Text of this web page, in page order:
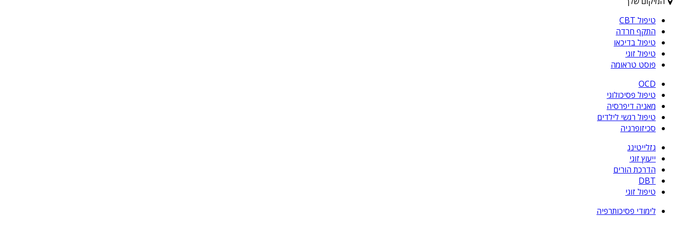
טיפול CBT
התקף חרדה
טיפול בדיכאו
טיפול זוגי
פוסט טראומה
OCD
טיפול פסיכולוגי
מאניה דיפרסיה
טיפול רגשי לילדים
סכיזופרניה
גזלייטינג
ייעוץ זוגי
הדרכת הורים
DBT
טיפול זוגי
לימודי פסיכותרפיה